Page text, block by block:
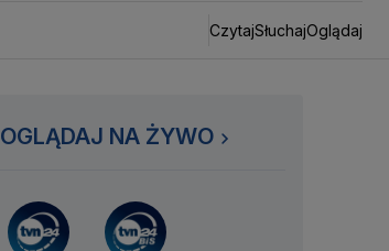
CzytajSłuchajOglądaj
OGLĄDAJ NA ŻYWO